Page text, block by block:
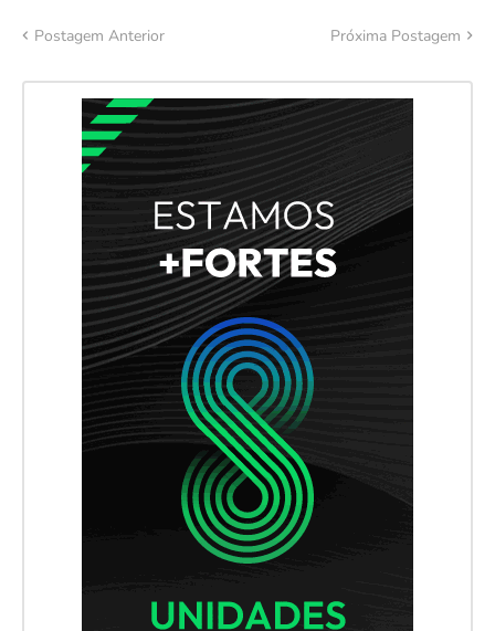
Postagem Anterior Próxima Postagem